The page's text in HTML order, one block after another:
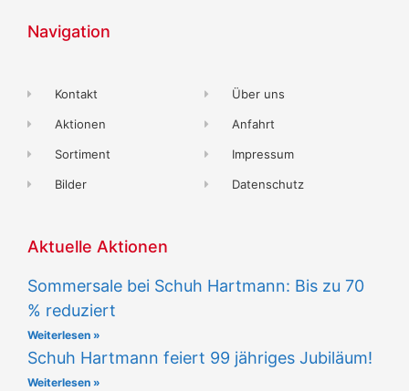
Navigation
Kontakt
Aktionen
Sortiment
Bilder
Über uns
Anfahrt
Impressum
Datenschutz
Aktuelle Aktionen
Sommersale bei Schuh Hartmann: Bis zu 70
% reduziert
Weiterlesen »
Schuh Hartmann feiert 99 jähriges Jubiläum!
Weiterlesen »